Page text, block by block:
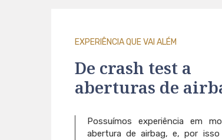
EXPERIÊNCIA QUE VAI ALÉM
De crash test a
aberturas de
Possuímos experiência em
abertura de airbag, e, por